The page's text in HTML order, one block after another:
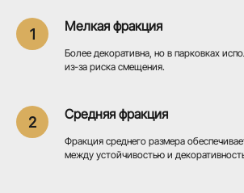
Мелкая фракция
Более декоративна, но в парковках
из-за риска смещения.
Средняя фракция
Фракция среднего размера
между устойчивостью и